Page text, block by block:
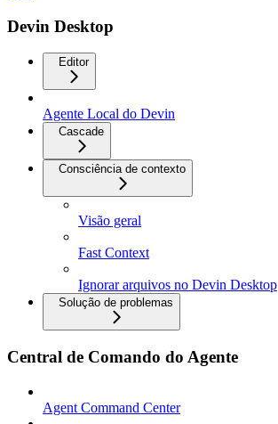
Devin Desktop
Editor
Agente Local do Devin
Cascade
Consciência de contexto
Visão geral
Fast Context
Ignorar arquivos no Devin Desktop
Solução de problemas
Central de Comando do Agente
Agent Command Center